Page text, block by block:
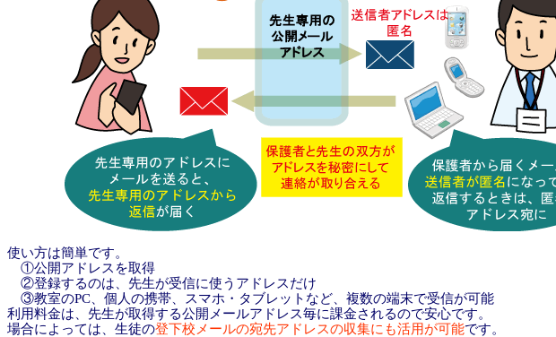
使い方は簡単です。
①公開アドレスを取得
②登録するのは、先生が受信に使うアドレスだけ
③教室のPC、個人の携帯、スマホ・タブレットなど、複数の端末で受信が可能
利用料金は、先生が取得する公開メールアドレス毎に課金されるので安心です。
場合によっては、生徒の登下校メールの宛先アドレスの収集にも活用が可能です。